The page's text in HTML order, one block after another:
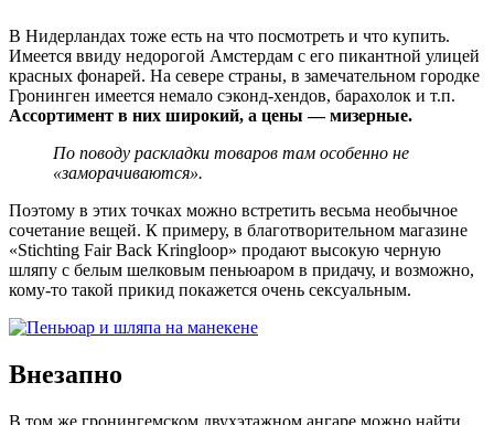
В Нидерландах тоже есть на что посмотреть и что купить.
Имеется ввиду недорогой Амстердам с его пикантной улицей
красных фонарей. На севере страны, в замечательном городке
Гронинген имеется немало сэконд-хендов, барахолок и т.п.
Ассортимент в них широкий, а цены — мизерные.
По поводу раскладки товаров там особенно не
«заморачиваются».
Поэтому в этих точках можно встретить весьма необычное
сочетание вещей. К примеру, в благотворительном магазине
«Stichting Fair Back Kringloop» продают высокую черную
шляпу с белым шелковым пеньюаром в придачу, и возможно,
кому-то такой прикид покажется очень сексуальным.
Внезапно
В том же гронингемском двухэтажном ангаре можно найти